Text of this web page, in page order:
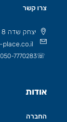
צרו קשר
יצחק שדה 8 תל אביב, ישראל 6777508
place.co.il
☏
050-7770283
אודות
החברה